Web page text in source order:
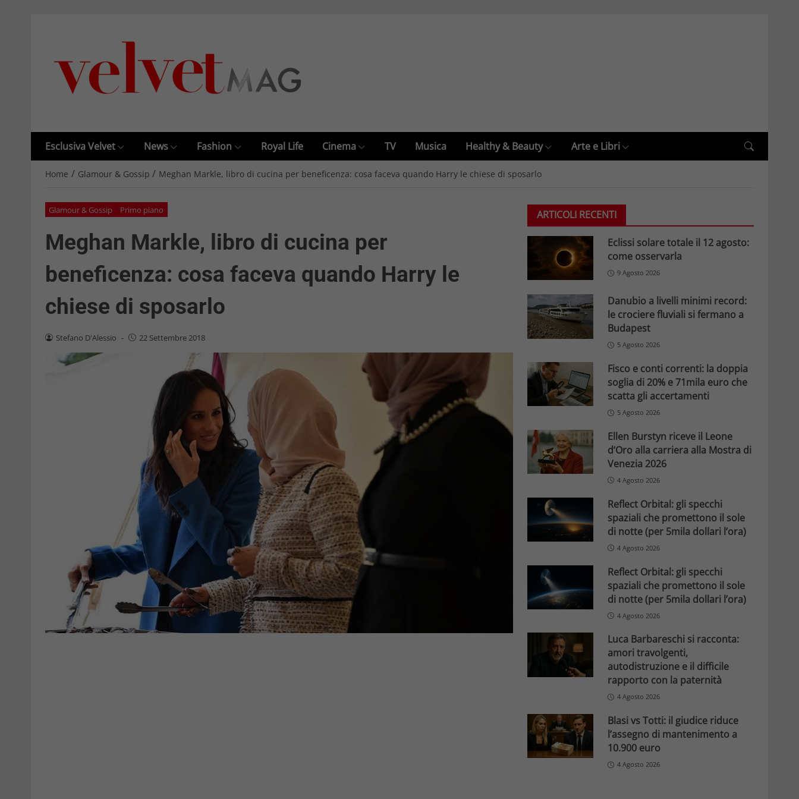
Esclusiva Velvet News Fashion Royal Life Cinema TV Musica Healthy & Beauty Arte e Libri
Home / Glamour & Gossip / Meghan Markle, libro di cucina per beneficenza: cosa faceva quando Harry le chiese di sposarlo
Glamour & Gossip Primo piano
Meghan Markle, libro di cucina per
beneficenza: cosa faceva quando Harry le
chiese di sposarlo
Stefano D'Alessio - 22 Settembre 2018
ARTICOLI RECENTI
Eclissi solare totale il 12 agosto:
come osservarla
9 Agosto 2026
Danubio a livelli minimi record:
le crociere fluviali si fermano a
Budapest
5 Agosto 2026
Fisco e conti correnti: la doppia
soglia di 20% e 71mila euro che
scatta gli accertamenti
5 Agosto 2026
Ellen Burstyn riceve il Leone
d’Oro alla carriera alla Mostra di
Venezia 2026
4 Agosto 2026
Reflect Orbital: gli specchi
spaziali che promettono il sole
di notte (per 5mila dollari l’ora)
4 Agosto 2026
Reflect Orbital: gli specchi
spaziali che promettono il sole
di notte (per 5mila dollari l’ora)
4 Agosto 2026
Luca Barbareschi si racconta:
amori travolgenti,
autodistruzione e il difficile
rapporto con la paternità
4 Agosto 2026
Blasi vs Totti: il giudice riduce
l’assegno di mantenimento a
10.900 euro
4 Agosto 2026